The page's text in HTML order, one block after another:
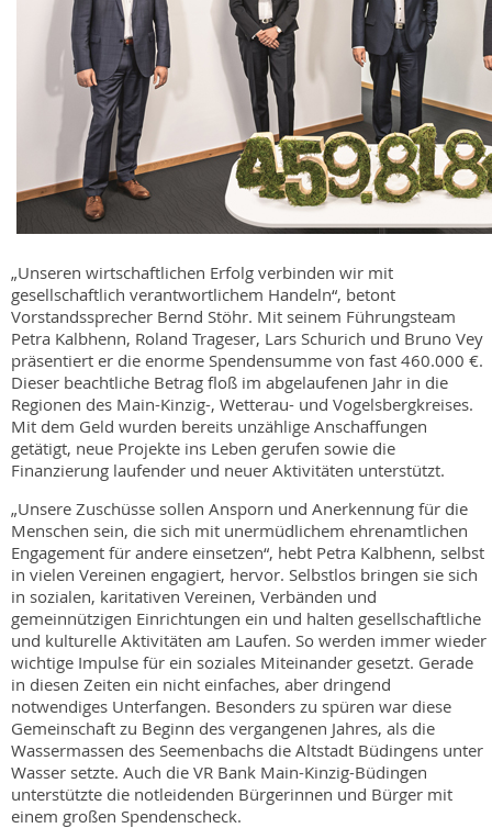
„Unseren wirtschaftlichen Erfolg verbinden wir mit
gesellschaftlich verantwortlichem Handeln“, betont
Vorstandssprecher Bernd Stöhr. Mit seinem Führungsteam
Petra Kalbhenn, Roland Trageser, Lars Schurich und Bruno Vey
präsentiert er die enorme Spendensumme von fast 460.000 €.
Dieser beachtliche Betrag floß im abgelaufenen Jahr in die
Regionen des Main-Kinzig-, Wetterau- und Vogelsbergkreises.
Mit dem Geld wurden bereits unzählige Anschaffungen
getätigt, neue Projekte ins Leben gerufen sowie die
Finanzierung laufender und neuer Aktivitäten unterstützt.
„Unsere Zuschüsse sollen Ansporn und Anerkennung für die
Menschen sein, die sich mit unermüdlichem ehrenamtlichen
Engagement für andere einsetzen“, hebt Petra Kalbhenn, selbst
in vielen Vereinen engagiert, hervor. Selbstlos bringen sie sich
in sozialen, karitativen Vereinen, Verbänden und
gemeinnützigen Einrichtungen ein und halten gesellschaftliche
und kulturelle Aktivitäten am Laufen. So werden immer wieder
wichtige Impulse für ein soziales Miteinander gesetzt. Gerade
in diesen Zeiten ein nicht einfaches, aber dringend
notwendiges Unterfangen. Besonders zu spüren war diese
Gemeinschaft zu Beginn des vergangenen Jahres, als die
Wassermassen des Seemenbachs die Altstadt Büdingens unter
Wasser setzte. Auch die VR Bank Main-Kinzig-Büdingen
unterstützte die notleidenden Bürgerinnen und Bürger mit
einem großen Spendenscheck.